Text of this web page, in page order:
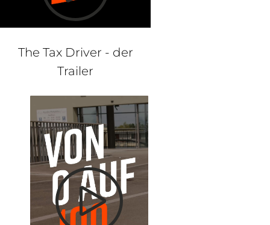
The Tax Driver - der
Trailer